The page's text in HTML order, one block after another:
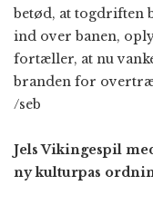
betød, at togdriften
ind over banen,
fortæller, at nu
branden for
/seb
Jels Vikingespil
ny kulturpas